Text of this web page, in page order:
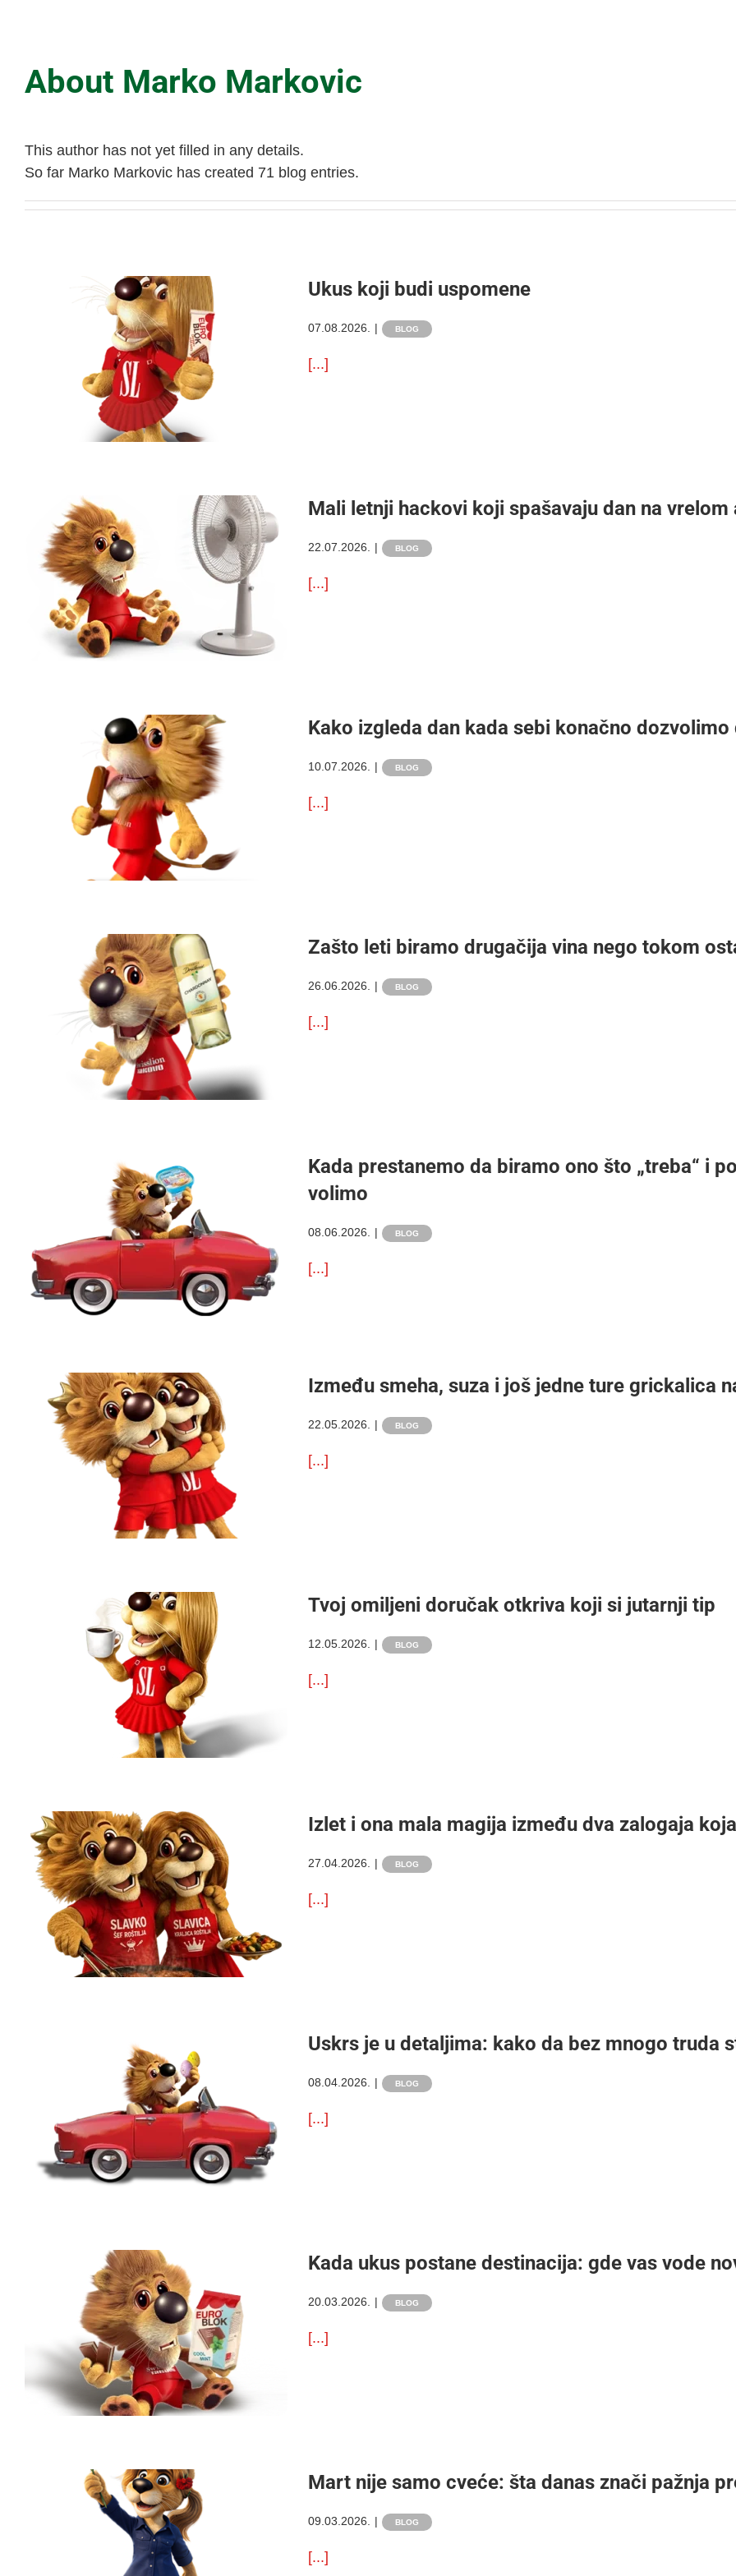
About Marko Markovic
This author has not yet filled in any details.
So far Marko Markovic has created 71 blog entries.
Ukus koji budi uspomene
07.08.2026. | BLOG
[...]
Mali letnji hackovi koji spašavaju dan na vrelom
22.07.2026. | BLOG
[...]
Kako izgleda dan kada sebi konačno
10.07.2026. | BLOG
[...]
Zašto leti biramo drugačija vina nego tokom
26.06.2026. | BLOG
[...]
Kada prestanemo da biramo ono što „treba“ i
volimo
08.06.2026. | BLOG
[...]
Između smeha, suza i još jedne ture grickalica
22.05.2026. | BLOG
[...]
Tvoj omiljeni doručak otkriva koji si jutarnji tip
12.05.2026. | BLOG
[...]
Izlet i ona mala magija između dva zalogaja
27.04.2026. | BLOG
[...]
Uskrs je u detaljima: kako da bez mnogo truda
08.04.2026. | BLOG
[...]
Kada ukus postane destinacija: gde vas vode
20.03.2026. | BLOG
[...]
Mart nije samo cveće: šta danas znači pažnja
09.03.2026. | BLOG
[...]